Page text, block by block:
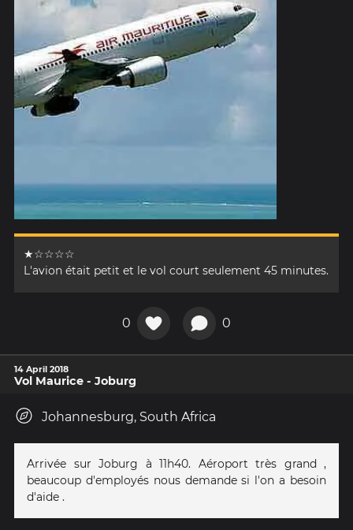
★☆☆☆☆
L'avion était petit et le vol court seulement 45 minutes.
0 0
14 April 2018
Vol Maurice - Joburg
Johannesburg, South Africa
Arrivée sur Joburg à 11h40. Aéroport très grand ,
beaucoup d'employés nous demande si l'on a besoin
d'aide .